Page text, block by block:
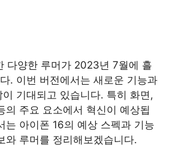
다양한 루머가 2023년 7월에 흘
. 이번 버전에서는 새로운 기능과
기대되고 있습니다. 특히 화면,
의 주요 요소에서 혁신이 예상됩
는 아이폰 16의 예상 스펙과 기능
와 루머를 정리해보겠습니다.